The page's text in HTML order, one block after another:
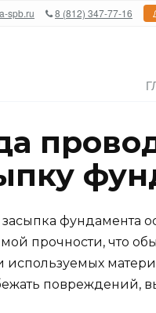
spb.ru 8 (812) 347-77-16
фундамента
прочности, что
используемых
повреждений,